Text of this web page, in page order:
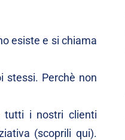
esiste e si chiama
stessi. Perchè non
tutti i nostri clienti
(scopriliqui).